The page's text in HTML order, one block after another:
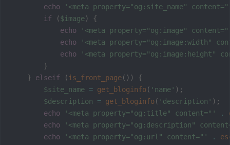
echo
'<meta property="og:site_name"
if
($image)
{
echo
'<meta property="og:image"
echo
'<meta property="og:image:width"
echo
'<meta property="og:image:height"
}
}
elseif ( is_front_page( ) )
{
$site_name = get_bloginfo( 'name' ) ;
$description
= get_bloginfo( 'description' ) ;
echo
'<meta property="og:title" content="' .
echo
'<meta property="og:description"
echo
'<meta property="og:url" content="' .